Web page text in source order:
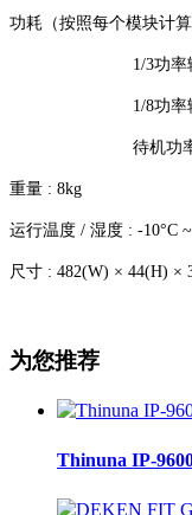
功耗（按照每个模块计
1/3功率输出时（
1/8功率输出时（
待机功率消耗
重量 : 8kg
运行温度 / 湿度 : -10°C
尺寸 : 482(W) × 44(H) ×
为您推荐
Thinuna IP-